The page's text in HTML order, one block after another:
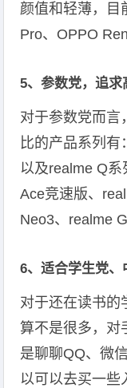
颜值和轻薄，目
Pro、OPPO
5、参数党，追求
对于参数党而言
比的产品系列有
以及realme Q
Ace竞速版、
Neo3、realme
6、适合学生党
对于还在读书的
算不是很多，对
是聊聊QQ、微
以可以去买一些